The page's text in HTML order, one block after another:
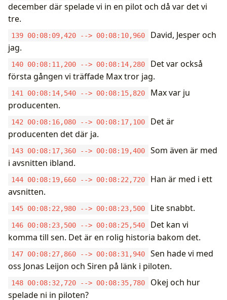
december där spelade vi in en pilot och då var det vi
tre.
139 00:08:09,420 --> 00:08:10,960
David, Jesper och
jag.
140 00:08:11,200 --> 00:08:14,280
Det var också
första gången vi träffade Max tror jag.
141 00:08:14,540 --> 00:08:15,820
Max var ju
producenten.
142 00:08:16,080 --> 00:08:17,100
Det är
producenten det där ja.
143 00:08:17,360 --> 00:08:19,400
Som även är med
i avsnitten ibland.
144 00:08:19,660 --> 00:08:22,720
Han är med i ett
avsnitten.
145 00:08:22,980 --> 00:08:23,500 Lite snabbt.
146 00:08:23,500 --> 00:08:25,540
Det kan vi
komma till sen. Det är en rolig historia bakom det.
147 00:08:27,860 --> 00:08:31,940
Sen hade vi med
oss Jonas Leijon och Siren på länk i piloten.
148 00:08:32,720 --> 00:08:35,780
Okej och hur
spelade ni in piloten?